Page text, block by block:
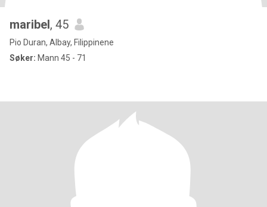
maribel, 45
Pio Duran, Albay, Filippinene
Søker: Mann 45 - 71